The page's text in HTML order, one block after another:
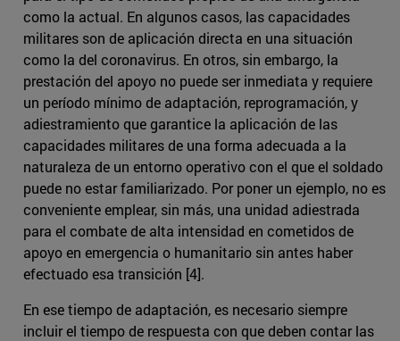
como la actual. En algunos casos, las capacidades
militares son de aplicación directa en una situación
como la del coronavirus. En otros, sin embargo, la
prestación del apoyo no puede ser inmediata y requiere
un período mínimo de adaptación, reprogramación, y
adiestramiento que garantice la aplicación de las
capacidades militares de una forma adecuada a la
naturaleza de un entorno operativo con el que el soldado
puede no estar familiarizado. Por poner un ejemplo, no es
conveniente emplear, sin más, una unidad adiestrada
para el combate de alta intensidad en cometidos de
apoyo en emergencia o humanitario sin antes haber
efectuado esa transición [4].
En ese tiempo de adaptación, es necesario siempre
incluir el tiempo de respuesta con que deben contar las